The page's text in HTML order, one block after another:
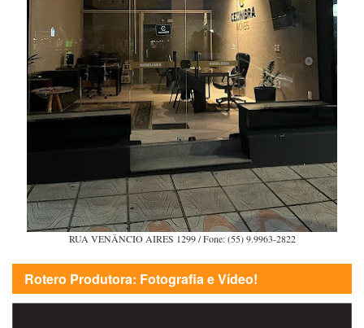
RUA VENÂNCIO AIRES 1299 / Fone: (55) 9.9963-2822
Rotero Produtora: Fotografia e Vídeo!